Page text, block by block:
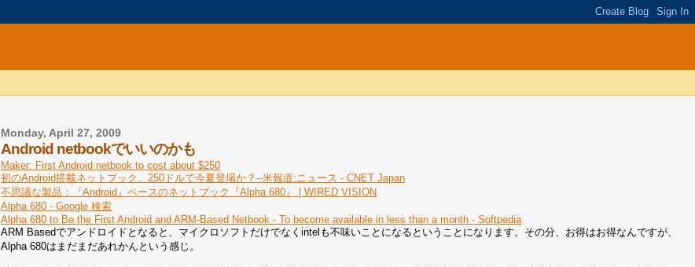
Monday, April 27, 2009
Android netbookでいいのかも
Maker: First Android netbook to cost about $250
初のAndroid搭載ネットブック、250ドルで今夏登場か？--米報道:ニュース - CNET Japan
不思議な製品：『Android』ベースのネットブック『Alpha 680』 | WIRED VISION
Alpha 680 - Google 検索
Alpha 680 to Be the First Android and ARM-Based Netbook - To become available in less than a month - Softpedia
ARM Basedでアンドロイドとなると、マイクロソフトだけでなくintelも不味いことになるということになります。その分、お得はお得なんですが、
Alpha 680はまだまだあれかんという感じ。